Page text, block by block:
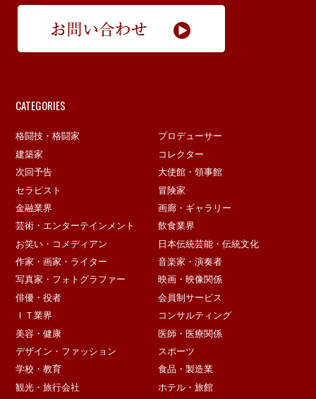
CATEGORIES
格闘技・格闘家
プロデューサー
建築家
コレクター
次回予告
大使館・領事館
セラピスト
冒険家
金融業界
画廊・ギャラリー
芸術・エンターテインメント
飲食業界
お笑い・コメディアン
日本伝統芸能・伝統文化
作家・画家・ライター
音楽家・演奏者
写真家・フォトグラファー
映画・映像関係
俳優・役者
会員制サービス
ＩＴ業界
コンサルティング
美容・健康
医師・医療関係
デザイン・ファッション
スポーツ
学校・教育
食品・製造業
観光・旅行会社
ホテル・旅館